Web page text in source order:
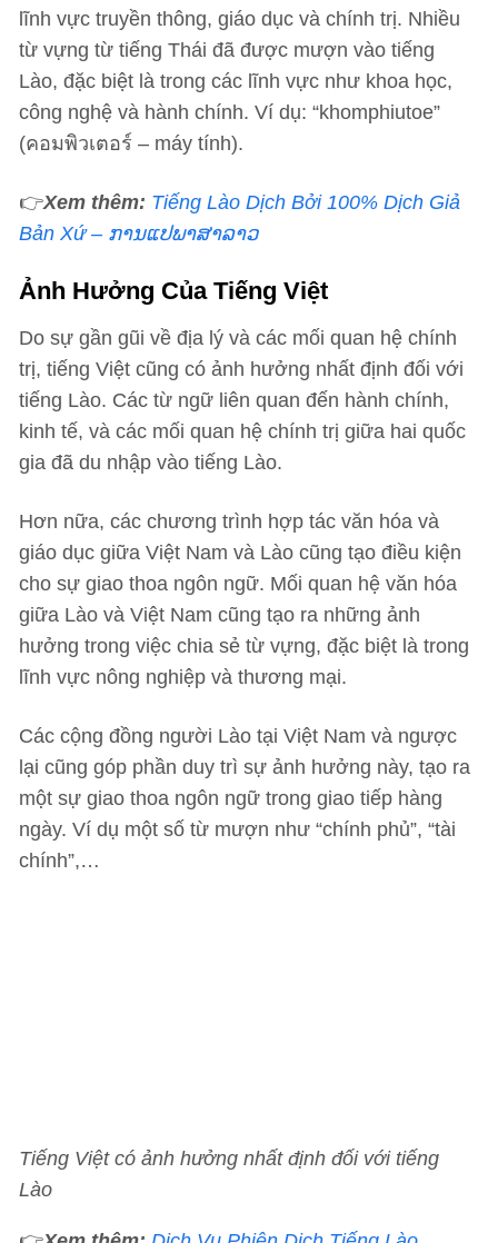
lĩnh vực truyền thông, giáo dục và chính trị. Nhiều
từ vựng từ tiếng Thái đã được mượn vào tiếng
Lào, đặc biệt là trong các lĩnh vực như khoa học,
công nghệ và hành chính. Ví dụ: “khomphiutoe”
(คอมพิวเตอร์ – máy tính).
👉Xem thêm: Tiếng Lào Dịch Bởi 100% Dịch Giả
Bản Xứ – ການ​ແປ​ພາ​ສາ​ລາວ
Ảnh Hưởng Của Tiếng Việt
Do sự gần gũi về địa lý và các mối quan hệ chính
trị, tiếng Việt cũng có ảnh hưởng nhất định đối với
tiếng Lào. Các từ ngữ liên quan đến hành chính,
kinh tế, và các mối quan hệ chính trị giữa hai quốc
gia đã du nhập vào tiếng Lào.
Hơn nữa, các chương trình hợp tác văn hóa và
giáo dục giữa Việt Nam và Lào cũng tạo điều kiện
cho sự giao thoa ngôn ngữ. Mối quan hệ văn hóa
giữa Lào và Việt Nam cũng tạo ra những ảnh
hưởng trong việc chia sẻ từ vựng, đặc biệt là trong
lĩnh vực nông nghiệp và thương mại.
Các cộng đồng người Lào tại Việt Nam và ngược
lại cũng góp phần duy trì sự ảnh hưởng này, tạo ra
một sự giao thoa ngôn ngữ trong giao tiếp hàng
ngày. Ví dụ một số từ mượn như “chính phủ”, “tài
chính”,…
Tiếng Việt có ảnh hưởng nhất định đối với tiếng
Lào